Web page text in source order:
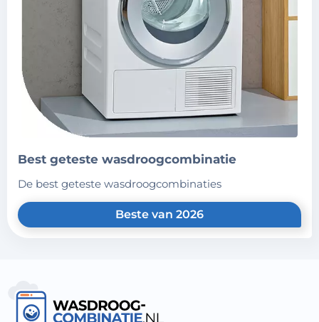
best geteste wasdroogcombinatie
de best geteste wasdroogcombinaties
Beste van 2026